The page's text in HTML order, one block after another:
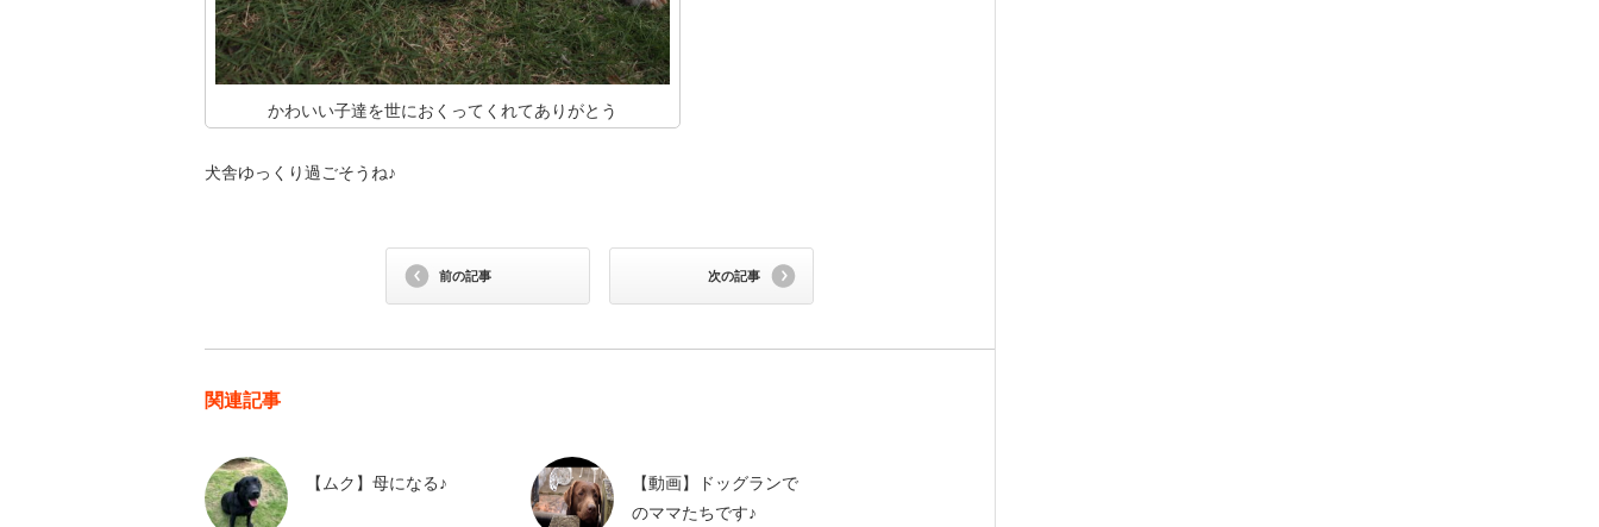
かわいい子達を世におくってくれてありがとう
犬舎ゆっくり過ごそうね♪
前の記事 次の記事
関連記事
【ムク】母になる♪
【動画】ドッグランで
のママたちです♪